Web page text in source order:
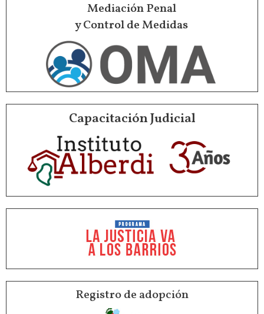
Mediación Penal
y Control de Medidas
Capacitación Judicial
Registro de adopción